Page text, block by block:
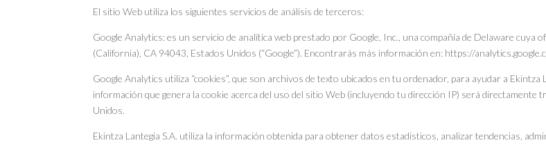
El sitio Web utiliza los siguientes servicios de análisis de terceros:
Google Analytics: es un servicio de analítica web prestado por Google, Inc., una compañía de Delaware
(California), CA 94043, Estados Unidos (“Google”). Encontrarás más información en: https://
Google Analytics utiliza “cookies”, que son archivos de texto ubicados en tu ordenador, para ayudar a
información que genera la cookie acerca del uso del sitio Web (incluyendo tu dirección IP) será
Unidos.
Ekintza Lantegia S.A. utiliza la información obtenida para obtener datos estadísticos, analizar tendencias,